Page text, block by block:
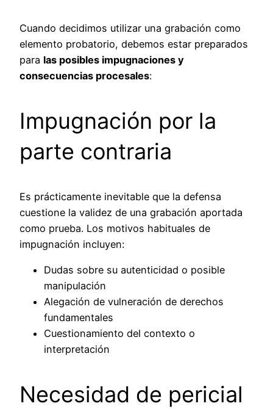
Cuando decidimos utilizar una grabación como
elemento probatorio, debemos estar preparados
para las posibles impugnaciones y
consecuencias procesales:
Impugnación por la
parte contraria
Es prácticamente inevitable que la defensa
cuestione la validez de una grabación aportada
como prueba. Los motivos habituales de
impugnación incluyen:
Dudas sobre su autenticidad o posible
manipulación
Alegación de vulneración de derechos
fundamentales
Cuestionamiento del contexto o
interpretación
Necesidad de pericial